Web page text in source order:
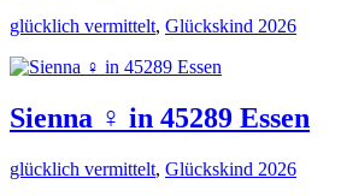
glücklich vermittelt, Glückskind 2026
Sienna ♀️ in 45289 Essen
glücklich vermittelt, Glückskind 2026